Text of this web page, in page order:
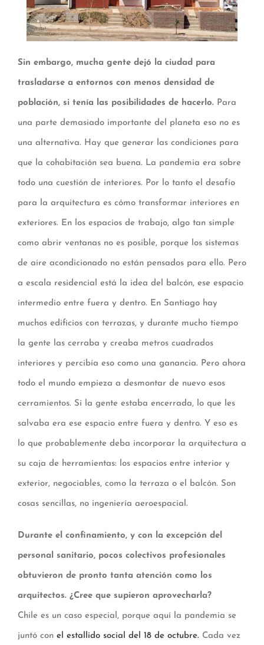
Sin embargo, mucha gente dejó la ciudad para
trasladarse a entornos con menos densidad de
población, si tenía las posibilidades de hacerlo. Para
una parte demasiado importante del planeta eso no es
una alternativa. Hay que generar las condiciones para
que la cohabitación sea buena. La pandemia era sobre
todo una cuestión de interiores. Por lo tanto el desafío
para la arquitectura es cómo transformar interiores en
exteriores. En los espacios de trabajo, algo tan simple
como abrir ventanas no es posible, porque los sistemas
de aire acondicionado no están pensados para ello. Pero
a escala residencial está la idea del balcón, ese espacio
intermedio entre fuera y dentro. En Santiago hay
muchos edificios con terrazas, y durante mucho tiempo
la gente las cerraba y creaba metros cuadrados
interiores y percibía eso como una ganancia. Pero ahora
todo el mundo empieza a desmontar de nuevo esos
cerramientos. Si la gente estaba encerrada, lo que les
salvaba era ese espacio entre fuera y dentro. Y eso es
lo que probablemente deba incorporar la arquitectura a
su caja de herramientas: los espacios entre interior y
exterior, negociables, como la terraza o el balcón. Son
cosas sencillas, no ingeniería aeroespacial.
Durante el confinamiento, y con la excepción del
personal sanitario, pocos colectivos profesionales
obtuvieron de pronto tanta atención como los
arquitectos. ¿Cree que supieron aprovecharla?
Chile es un caso especial, porque aquí la pandemia se
juntó con el estallido social del 18 de octubre. Cada vez